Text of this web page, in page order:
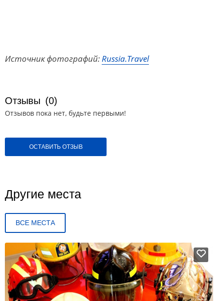
Источник фотографий:Russia.Travel
Отзывы (0)
Отзывов пока нет, будьте первыми!
ОСТАВИТЬ ОТЗЫВ
Другие места
ВСЕ МЕСТА